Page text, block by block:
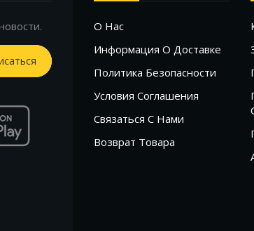
О Нас
Информация О Доставке
Политика Безопасности
Условия Соглашения
Связаться С Нами
Возврат Товара